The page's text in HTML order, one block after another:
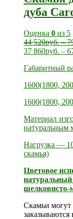
дуба
Оценка 0 из 5
44 520руб.–
37 860руб. –
Габаритный
1600(1800,
1600(1800,
Материал
натуральным
Нагрузка —
скамья)
Цветовое
натуральный
шелковисто-
Скамьи могут
заказываются